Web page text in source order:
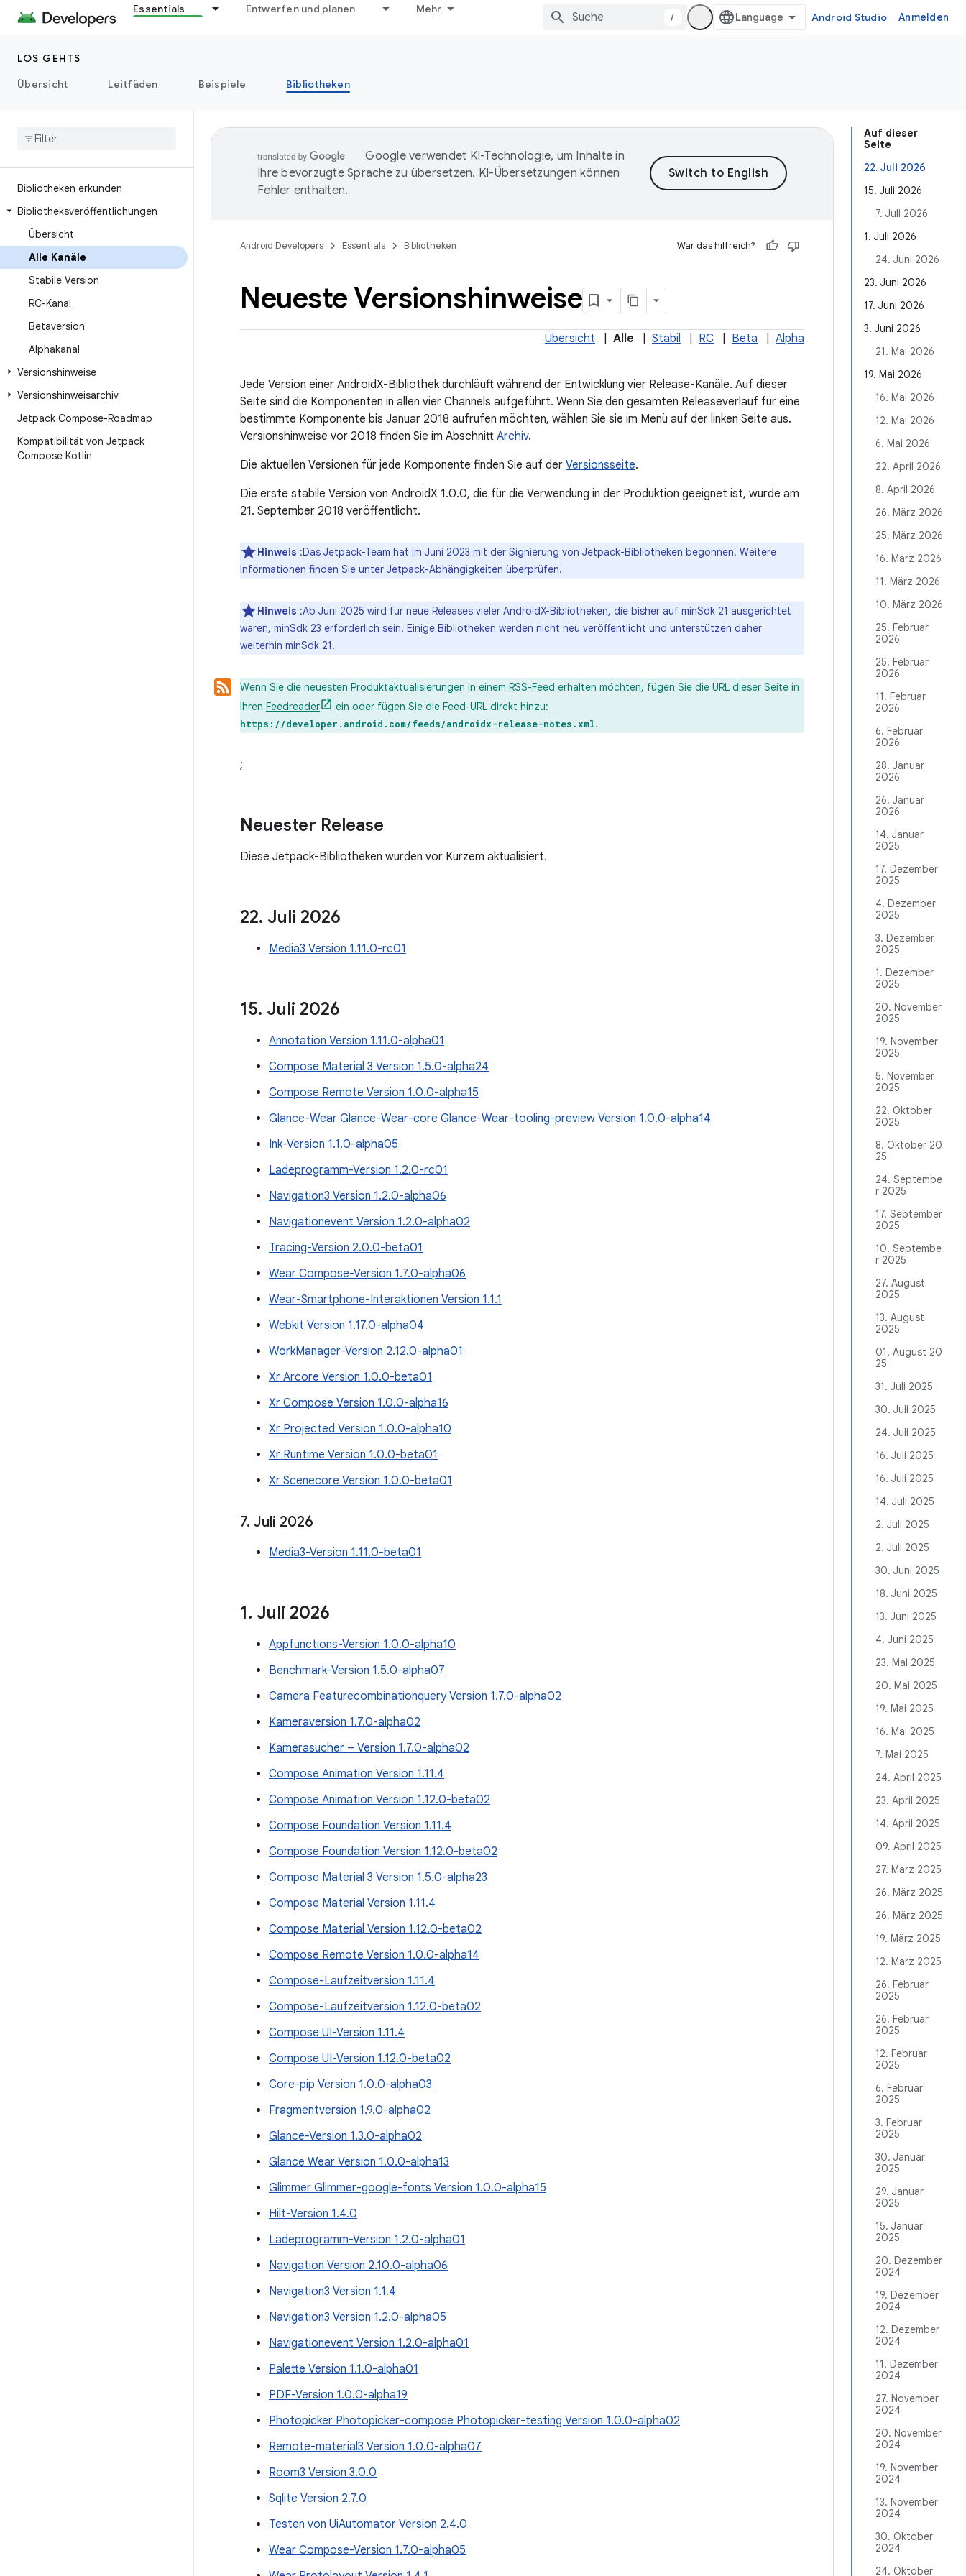
Essentials Entwerfen und planen Mehr
/ Android Studio Anmelden
LOS GEHTS
Übersicht
Leitfäden Beispiele Bibliotheken
Bibliotheken erkunden
Bibliotheksveröffentlichungen
Übersicht
Alle Kanäle
Stabile Version
RC-Kanal
Betaversion
Alphakanal
Versionshinweise
Versionshinweisarchiv
Jetpack Compose-Roadmap
Kompatibilität von Jetpack
Compose Kotlin
Auf dieser
Seite
22. Juli 2026
15. Juli 2026
7. Juli 2026
1. Juli 2026
24. Juni 2026
23. Juni 2026
17. Juni 2026
3. Juni 2026
21. Mai 2026
19. Mai 2026
16. Mai 2026
12. Mai 2026
6. Mai 2026
22. April 2026
8. April 2026
26. März 2026
25. März 2026
16. März 2026
11. März 2026
10. März 2026
25. Februar
2026
25. Februar
2026
11. Februar
2026
6. Februar
2026
28. Januar
2026
26. Januar
2026
14. Januar
2025
17. Dezember
2025
4. Dezember
2025
3. Dezember
2025
1. Dezember
2025
20. November
2025
19. November
2025
5. November
2025
22. Oktober
2025
8. Oktober 20
25
24. Septembe
r 2025
17. September
2025
10. Septembe
r 2025
27. August
2025
13. August
2025
01. August 20
25
31. Juli 2025
30. Juli 2025
24. Juli 2025
16. Juli 2025
16. Juli 2025
14. Juli 2025
2. Juli 2025
2. Juli 2025
30. Juni 2025
18. Juni 2025
13. Juni 2025
4. Juni 2025
23. Mai 2025
20. Mai 2025
19. Mai 2025
16. Mai 2025
7. Mai 2025
24. April 2025
23. April 2025
14. April 2025
09. April 2025
27. März 2025
26. März 2025
26. März 2025
19. März 2025
12. März 2025
26. Februar
2025
26. Februar
2025
12. Februar
2025
6. Februar
2025
3. Februar
2025
30. Januar
2025
29. Januar
2025
15. Januar
2025
20. Dezember
2024
19. Dezember
2024
12. Dezember
2024
11. Dezember
2024
27. November
2024
20. November
2024
19. November
2024
13. November
2024
30. Oktober
2024
24. Oktober
Google verwendet KI-Technologie, um Inhalte in
Ihre bevorzugte Sprache zu übersetzen. KI-Übersetzungen können
Fehler enthalten.
Android Developers Essentials Bibliotheken War das hilfreich?
Neueste Versionshinweise
Übersicht Alle Stabil RC Beta Alpha
Jede Version einer AndroidX-Bibliothek durchläuft während der Entwicklung vier Release-Kanäle. Auf dieser
Seite sind die Komponenten in allen vier Channels aufgeführt. Wenn Sie den gesamten Releaseverlauf für eine
bestimmte Komponente bis Januar 2018 aufrufen möchten, wählen Sie sie im Menü auf der linken Seite aus.
Versionshinweise vor 2018 finden Sie im Abschnitt Archiv.
Die aktuellen Versionen für jede Komponente finden Sie auf der Versionsseite.
Die erste stabile Version von AndroidX 1.0.0, die für die Verwendung in der Produktion geeignet ist, wurde am
21. September 2018 veröffentlicht.
Hinweis :Das Jetpack-Team hat im Juni 2023 mit der Signierung von Jetpack-Bibliotheken begonnen. Weitere
Informationen finden Sie unter Jetpack-Abhängigkeiten überprüfen.
Hinweis :Ab Juni 2025 wird für neue Releases vieler AndroidX-Bibliotheken, die bisher auf minSdk 21 ausgerichtet
waren, minSdk 23 erforderlich sein. Einige Bibliotheken werden nicht neu veröffentlicht und unterstützen daher
weiterhin minSdk 21.
Wenn Sie die neuesten Produktaktualisierungen in einem RSS-Feed erhalten möchten, fügen Sie die URL dieser Seite in
Ihren Feedreader ein oder fügen Sie die Feed-URL direkt hinzu:
https://developer.android.com/feeds/androidx-release-notes.xml.
;
Neuester Release
Diese Jetpack-Bibliotheken wurden vor Kurzem aktualisiert.
22. Juli 2026
Media3 Version 1.11.0-rc01
15. Juli 2026
Annotation Version 1.11.0-alpha01
Compose Material 3 Version 1.5.0-alpha24
Compose Remote Version 1.0.0-alpha15
Glance-Wear Glance-Wear-core Glance-Wear-tooling-preview Version 1.0.0-alpha14
Ink-Version 1.1.0-alpha05
Ladeprogramm-Version 1.2.0-rc01
Navigation3 Version 1.2.0-alpha06
Navigationevent Version 1.2.0-alpha02
Tracing-Version 2.0.0-beta01
Wear Compose-Version 1.7.0-alpha06
Wear-Smartphone-Interaktionen Version 1.1.1
Webkit Version 1.17.0-alpha04
WorkManager-Version 2.12.0-alpha01
Xr Arcore Version 1.0.0-beta01
Xr Compose Version 1.0.0-alpha16
Xr Projected Version 1.0.0-alpha10
Xr Runtime Version 1.0.0-beta01
Xr Scenecore Version 1.0.0-beta01
7. Juli 2026
Media3-Version 1.11.0-beta01
1. Juli 2026
Appfunctions-Version 1.0.0-alpha10
Benchmark-Version 1.5.0-alpha07
Camera Featurecombinationquery Version 1.7.0-alpha02
Kameraversion 1.7.0-alpha02
Kamerasucher – Version 1.7.0-alpha02
Compose Animation Version 1.11.4
Compose Animation Version 1.12.0-beta02
Compose Foundation Version 1.11.4
Compose Foundation Version 1.12.0-beta02
Compose Material 3 Version 1.5.0-alpha23
Compose Material Version 1.11.4
Compose Material Version 1.12.0-beta02
Compose Remote Version 1.0.0-alpha14
Compose-Laufzeitversion 1.11.4
Compose-Laufzeitversion 1.12.0-beta02
Compose UI-Version 1.11.4
Compose UI-Version 1.12.0-beta02
Core-pip Version 1.0.0-alpha03
Fragmentversion 1.9.0-alpha02
Glance-Version 1.3.0-alpha02
Glance Wear Version 1.0.0-alpha13
Glimmer Glimmer-google-fonts Version 1.0.0-alpha15
Hilt-Version 1.4.0
Ladeprogramm-Version 1.2.0-alpha01
Navigation Version 2.10.0-alpha06
Navigation3 Version 1.1.4
Navigation3 Version 1.2.0-alpha05
Navigationevent Version 1.2.0-alpha01
Palette Version 1.1.0-alpha01
PDF-Version 1.0.0-alpha19
Photopicker Photopicker-compose Photopicker-testing Version 1.0.0-alpha02
Remote-material3 Version 1.0.0-alpha07
Room3 Version 3.0.0
Sqlite Version 2.7.0
Testen von UiAutomator Version 2.4.0
Wear Compose-Version 1.7.0-alpha05